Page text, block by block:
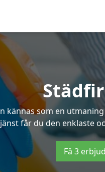
kännas som en
får du den enklaste
Få 3